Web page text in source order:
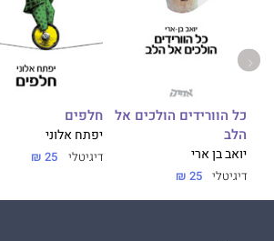
כל הוורידים הולכים אל
הלב
יואב בן ארי
דיגיטלי 25 ₪
חלפים
יפתח אלוני
דיגיטלי 25 ₪